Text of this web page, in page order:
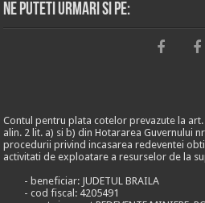
Ne puteti urmari si pe:
Contul pentru plata cotelor prevazute la art.
alin. 2 lit. a) si b) din Hotararea Guvernului
procedurii privind incasarea redeventei
activitati de exploatare a resurselor de la
- beneficiar: JUDETUL BRAILA
- cod fiscal: 4205491